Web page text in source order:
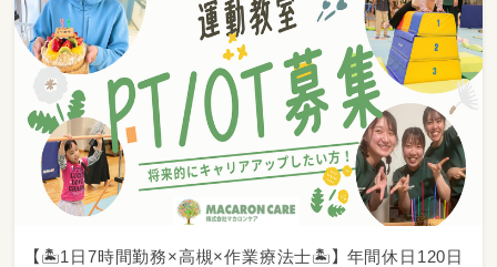
【🏝️1日7時間勤務×高槻×作業療法士🏝️】 年間休日120日